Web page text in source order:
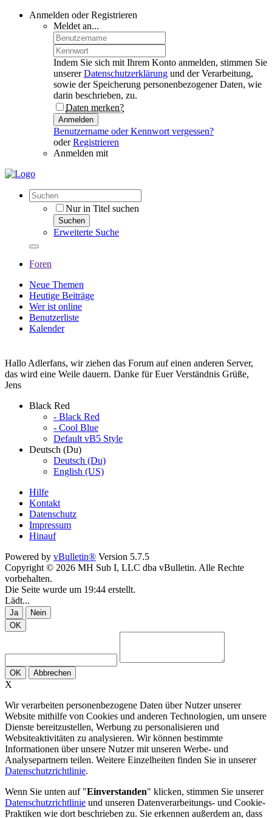
Anmelden oder Registrieren
Meldet an...
Indem Sie sich mit Ihrem Konto anmelden, stimmen Sie
unsererDatenschutzerklärung und der Verarbeitung,
sowie der Speicherung personenbezogener Daten, wie
darin beschrieben, zu.
Daten merken?
Anmelden
Benutzername oder Kennwort vergessen?
oderRegistrieren
Anmelden mit
Nur in Titel suchen
Suchen
Erweiterte Suche
Foren
Neue Themen
Heutige Beiträge
Wer ist online
Benutzerliste
Kalender
Hallo Adlerfans, wir ziehen das Forum auf einen anderen Server,
das wird eine Weile dauern. Danke für Euer Verständnis Grüße,
Jens
Black Red
- Black Red
- Cool Blue
Default vB5 Style
Deutsch (Du)
Deutsch (Du)
English (US)
Hilfe
Kontakt
Datenschutz
Impressum
Hinauf
Powered by vBulletin® Version 5.7.5
Copyright © 2026 MH Sub I, LLC dba vBulletin. Alle Rechte
vorbehalten.
Die Seite wurde um 19:44 erstellt.
Lädt...
Ja
Nein
OK
OK Abbrechen
X
Wir verarbeiten personenbezogene Daten über Nutzer unserer
Website mithilfe von Cookies und anderen Technologien, um unsere
Dienste bereitzustellen, Werbung zu personalisieren und
Websiteaktivitäten zu analysieren. Wir können bestimmte
Informationen über unsere Nutzer mit unseren Werbe- und
Analysepartnern teilen. Weitere Einzelheiten finden Sie in unserer
Datenschutzrichtlinie.
Wenn Sie unten auf "Einverstanden" klicken, stimmen Sie unserer
Datenschutzrichtlinie und unseren Datenverarbeitungs- und Cookie-
Praktiken wie dort beschrieben zu. Sie erkennen außerdem an, dass